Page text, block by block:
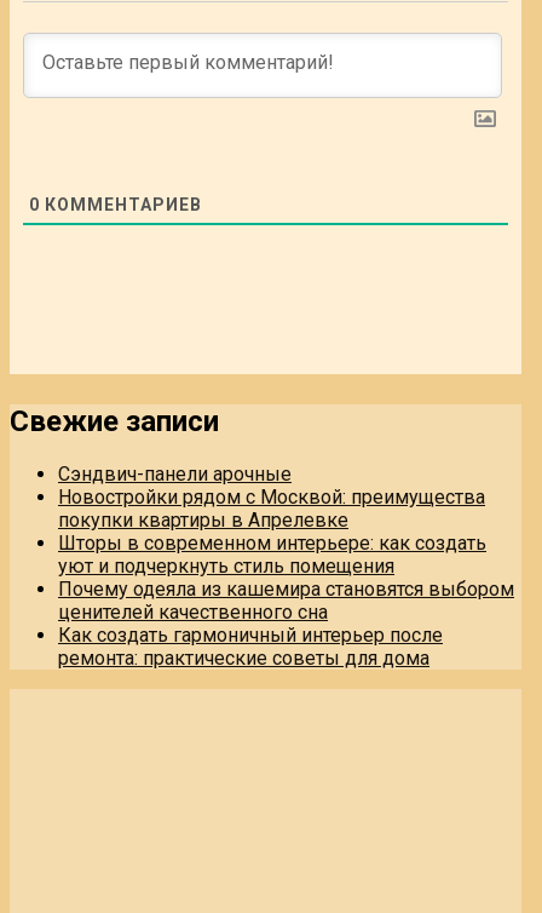
0 КОММЕНТАРИЕВ
Свежие записи
Сэндвич-панели арочные
Новостройки рядом с Москвой: преимущества
покупки квартиры в Апрелевке
Шторы в современном интерьере: как создать
уют и подчеркнуть стиль помещения
Почему одеяла из кашемира становятся выбором
ценителей качественного сна
Как создать гармоничный интерьер после
ремонта: практические советы для дома